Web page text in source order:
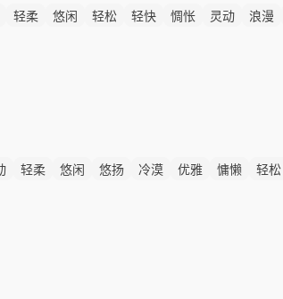
轻柔 悠闲 轻松 轻快 惆怅 灵动 浪漫
轻柔 悠闲 悠扬 冷漠 优雅 慵懒 轻松